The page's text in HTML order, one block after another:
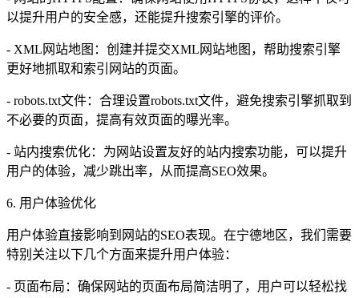
以提升用户的安全感，还能提升搜索引擎的评价。
- XML网站地图：创建并提交XML网站地图，帮助搜索引擎
更好地抓取和索引网站的页面。
- robots.txt文件：合理设置robots.txt文件，避免搜索引擎抓取到
不必要的页面，提高有效页面的曝光率。
- 站内搜索优化：为网站设置友好的站内搜索功能，可以提升
用户的体验，减少跳出率，从而提高SEO效果。
6. 用户体验优化
用户体验直接影响到网站的SEO表现。在宁德地区，我们需要
特别关注以下几个方面来提升用户体验：
- 页面布局：确保网站的页面布局简洁明了，用户可以轻松找